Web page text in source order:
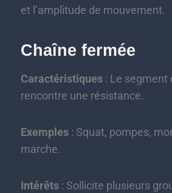
et l’amplitude de mouvement.
Chaîne fermée
Caractéristiques : Le segment
rencontre une résistance.
Exemples : Squat, pompes,
marche.
Intérêts : Sollicite plusieurs